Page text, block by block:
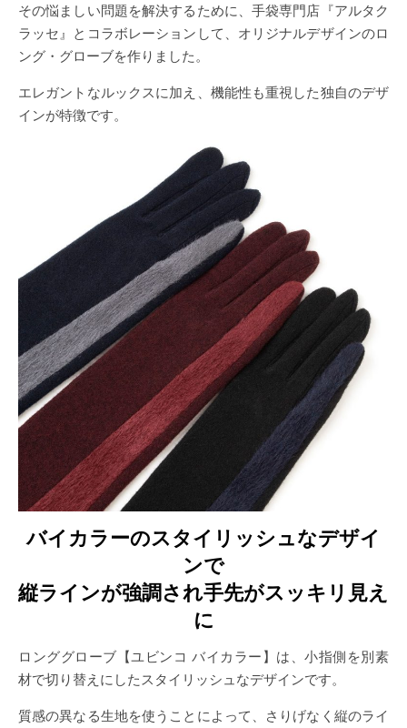
その悩ましい問題を解決するために、手袋専門店『アルタク
ラッセ』とコラボレーションして、オリジナルデザインのロ
ング・グローブを作りました。
エレガントなルックスに加え、機能性も重視した独自のデザ
インが特徴です。
バイカラーのスタイリッシュなデザイ
ンで
縦ラインが強調され手先がスッキリ見え
に
ロンググローブ【ユビンコ バイカラー】は、小指側を別素
材で切り替えにしたスタイリッシュなデザインです。
質感の異なる生地を使うことによって、さりげなく縦のライ